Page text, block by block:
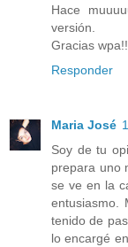
Hace
versión.
Gracias
Responder
Maria José
Soy de tu
prepara uno
se ve en la
entusiasmo.
tenido de
lo encargé